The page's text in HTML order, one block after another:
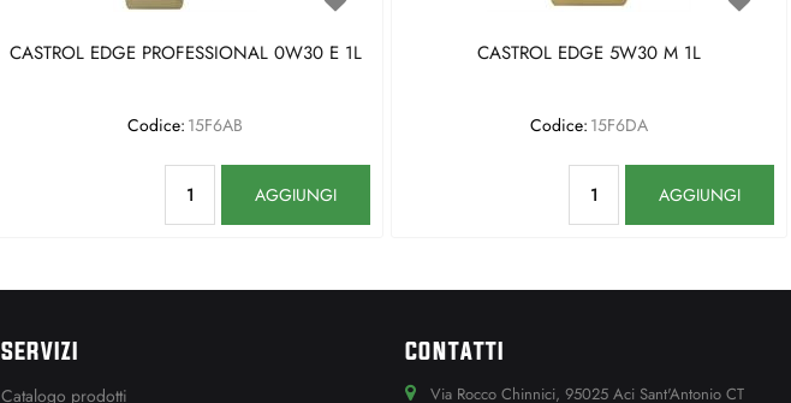
CASTROL EDGE PROFESSIONAL 0W30 E 1L
Codice: 15F6AB
AGGIUNGI
CASTROL EDGE 5W30 M 1L
Codice: 15F6DA
AGGIUNGI
SERVIZI
Catalogo prodotti
CONTATTI
Via Rocco Chinnici, 95025 Aci Sant'Antonio CT